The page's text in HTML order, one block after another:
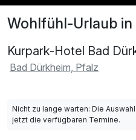
Wohlfühl-Urlaub in
Kurpark-Hotel Bad
Bad Dürkheim, Pfalz
Nicht zu lange warten: Die
jetzt die verfügbaren Termine.